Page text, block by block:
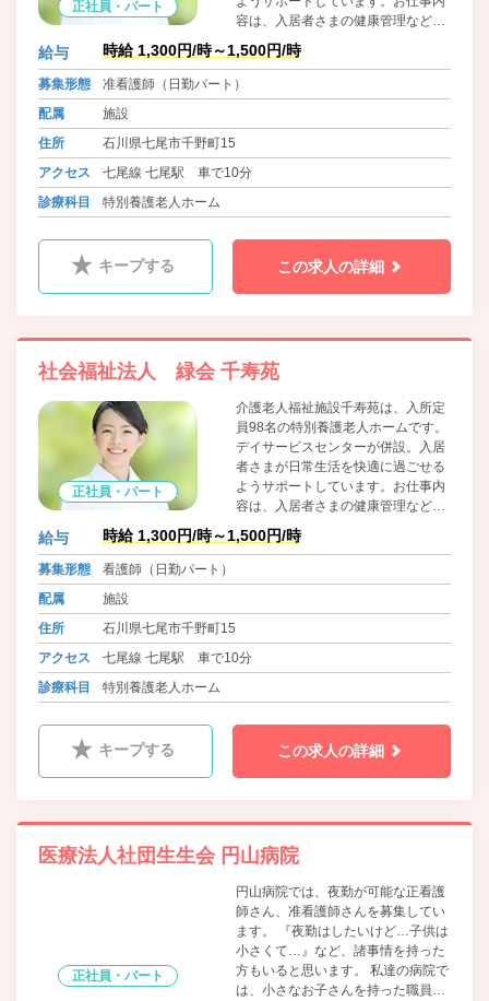
正社員・パート
容は、入居者さまの健康管理などの
看護業務です。介護業務の補助も行
っているので、介護についての知識
や技術を習得できます。老年看護に
興味がある方におすすめです。
給与 時給 1,300円/時～1,500円/時
募集形態
准看護師（日勤パート）
配属
施設
住所
石川県七尾市千野町15
アクセス
七尾線 七尾駅 車で10分
診療科目
特別養護老人ホーム
キープする この求人の詳細
社会福祉法人 緑会 千寿苑
正社員・パート
介護老人福祉施設千寿苑は、入所定
員98名の特別養護老人ホームです。
デイサービスセンターが併設。入居
者さまが日常生活を快適に過ごせる
ようサポートしています。お仕事内
容は、入居者さまの健康管理などの
看護業務です。介護業務の補助も行
っているので、介護についての知識
興味がある方におすすめです。
給与 時給 1,300円/時～1,500円/時
募集形態
看護師（日勤パート）
配属
施設
住所
石川県七尾市千野町15
アクセス
七尾線 七尾駅 車で10分
診療科目
特別養護老人ホーム
キープする この求人の詳細
医療法人社団生生会 円山病院
正社員・パート
円山病院では、夜勤が可能な正看護
師さん、准看護師さんを募集してい
ます。 『夜勤はしたいけど…子供は
小さくて…』など、諸事情を持った
方もいると思います。 私達の病院で
は、小さなお子さんを持った職員が